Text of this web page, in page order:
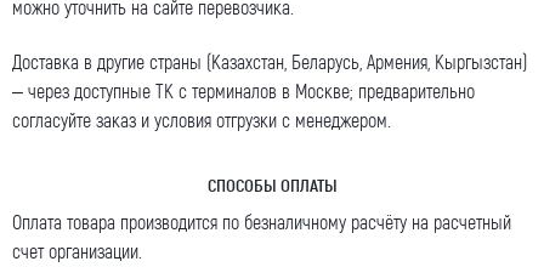
можно уточнить на сайте перевозчика.
Доставка в другие страны (Казахстан, Беларусь, Армения, Кыргызстан)
– через доступные ТК с терминалов в Москве; предварительно
согласуйте заказ и условия отгрузки с менеджером.
СПОСОБЫ ОПЛАТЫ
Оплата товара производится по безналичному расчёту на расчетный
счет организации.